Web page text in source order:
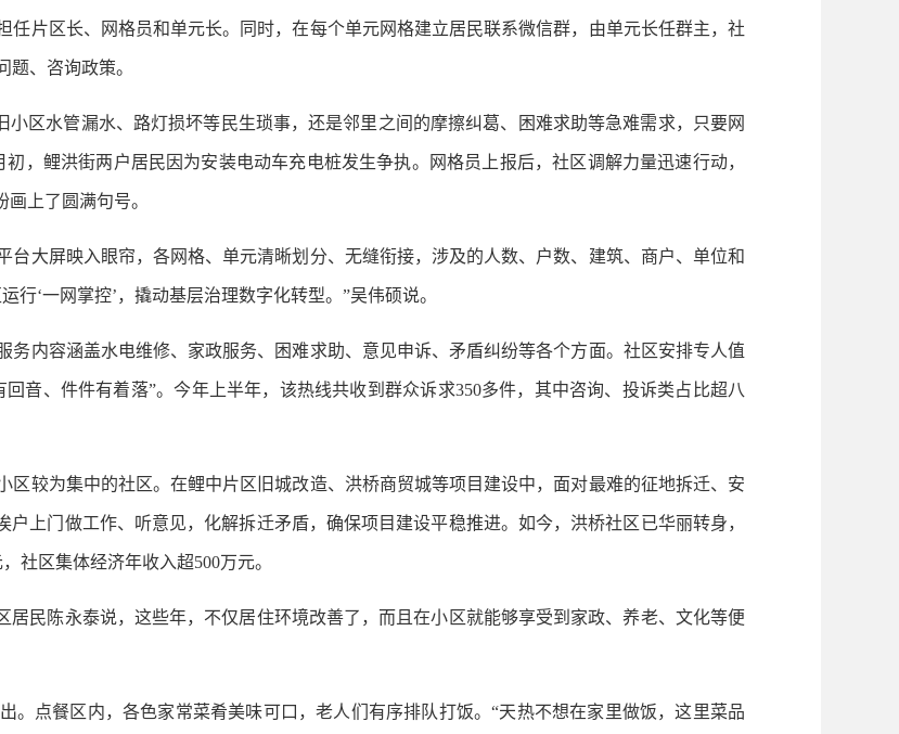
任片区长、网格员和单元长。同时，在每个单元网格建立居民联系微信群，由单元长任群主，社
、咨询政策。
区水管漏水、路灯损坏等民生琐事，还是邻里之间的摩擦纠葛、困难求助等急难需求，只要网
，鲤洪街两户居民因为安装电动车充电桩发生争执。网格员上报后，社区调解力量迅速行动，
上了圆满句号。
大屏映入眼帘，各网格、单元清晰划分、无缝衔接，涉及的人数、户数、建筑、商户、单位和
‘一网掌控’，撬动基层治理数字化转型。”吴伟硕说。
内容涵盖水电维修、家政服务、困难求助、意见申诉、矛盾纠纷等各个方面。社区安排专人值
音、件件有着落”。今年上半年，该热线共收到群众诉求350多件，其中咨询、投诉类占比超八
较为集中的社区。在鲤中片区旧城改造、洪桥商贸城等项目建设中，面对最难的征地拆迁、安
上门做工作、听意见，化解拆迁矛盾，确保项目建设平稳推进。如今，洪桥社区已华丽转身，
社区集体经济年收入超500万元。
民陈永泰说，这些年，不仅居住环境改善了，而且在小区就能够享受到家政、养老、文化等便
点餐区内，各色家常菜肴美味可口，老人们有序排队打饭。“天热不想在家里做饭，这里菜品